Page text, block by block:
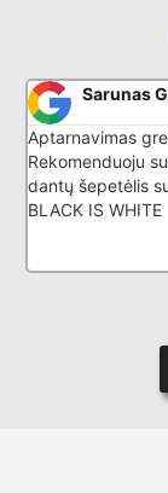
Sarunas
Aptarnavimas
Rekomenduoju
dantų šepetėlis
BLACK IS WHITE